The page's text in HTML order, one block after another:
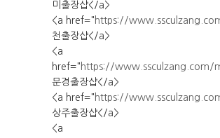
미출장샵</a>
<a href=" https://
천출장샵</a>
<a
href=" https://www.ssculzang.com/
문경출장샵</a>
<a href=" https://
상주출장샵</a>
<a